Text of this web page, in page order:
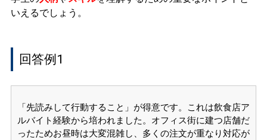
いえるでしょう。
回答例1
「先読みして行動すること」が得意です。これは飲食店ア
ルバイト経験から培われました。オフィス街に建つ店舗だ
ったためお昼時は大変混雑し、多くの注文が重なり対応が